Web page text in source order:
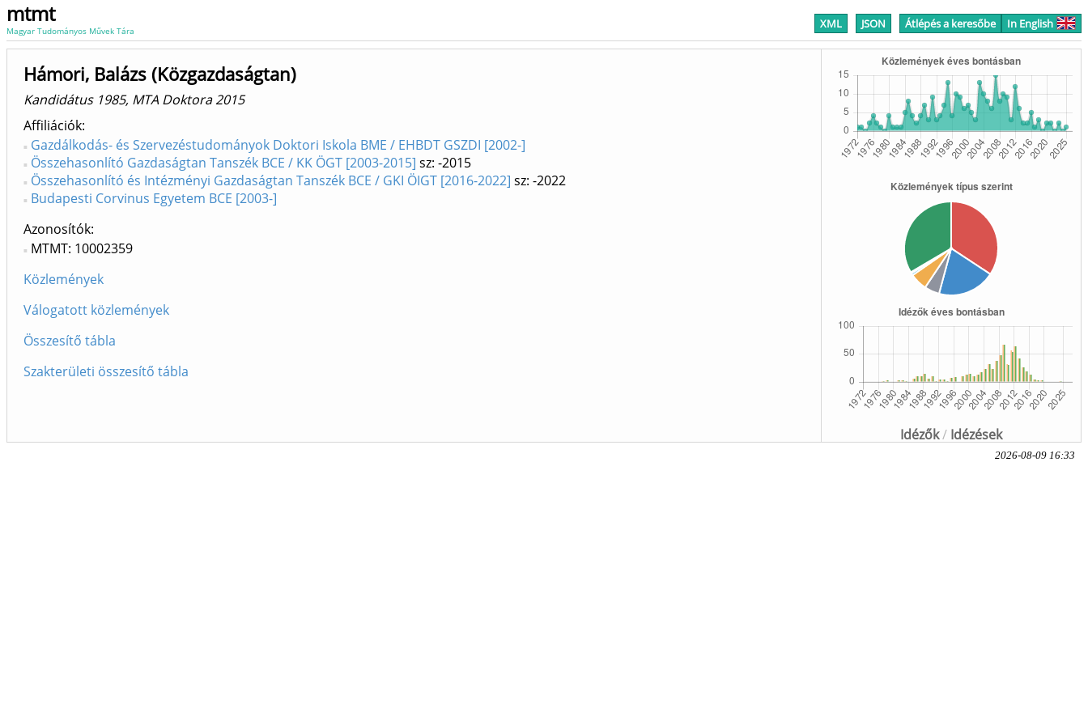
mtmt
Magyar Tudományos Művek Tára XML JSON Átlépés a keresőbe In English
Idézők/ Idézések
Hámori, Balázs (Közgazdaságtan)
Kandidátus 1985, MTA Doktora 2015
Affiliációk
Gazdálkodás- és Szervezéstudományok Doktori Iskola BME / EHBDT GSZDI [2002-]
Összehasonlító Gazdaságtan Tanszék BCE / KK ÖGT [2003-2015] sz: -2015
Összehasonlító és Intézményi Gazdaságtan Tanszék BCE / GKI ÖIGT [2016-2022] sz: -2022
Budapesti Corvinus Egyetem BCE [2003-]
Azonosítók
MTMT: 10002359
Közlemények
Válogatott közlemények
Összesítő tábla
Szakterületi összesítő tábla
2026-08-09 16:33